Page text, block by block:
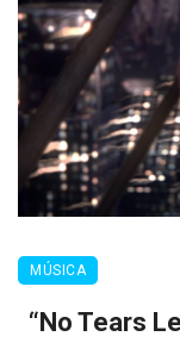
MÚSICA
“No Tears